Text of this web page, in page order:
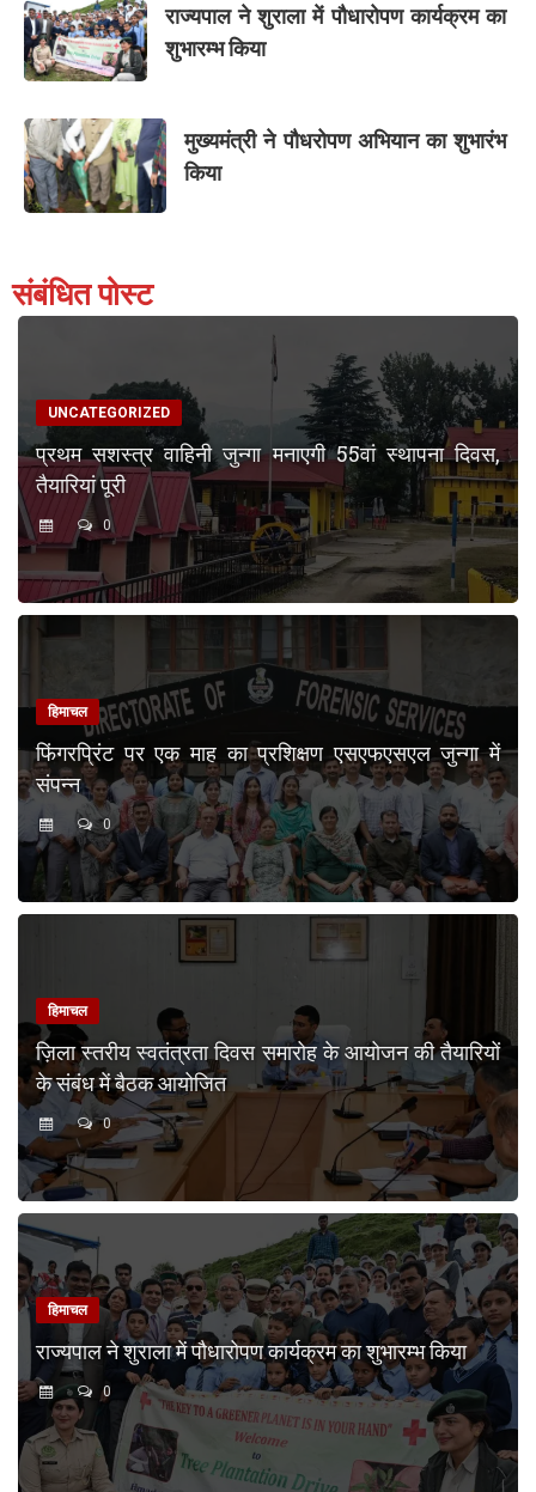
राज्यपाल ने शुराला में पौधारोपण कार्यक्रम का
शुभारम्भ किया
मुख्यमंत्री ने पौधरोपण अभियान का शुभारंभ
किया
संबंधित पोस्ट
UNCATEGORIZED
प्रथम सशस्त्र वाहिनी जुन्गा मनाएगी 55वां स्थापना दिवस,
तैयारियां पूरी
0
हिमाचल
फिंगरप्रिंट पर एक माह का प्रशिक्षण एसएफएसएल जुन्गा में
संपन्न
0
हिमाचल
ज़िला स्तरीय स्वतंत्रता दिवस समारोह के आयोजन की तैयारियों
के संबंध में बैठक आयोजित
0
हिमाचल
राज्यपाल ने शुराला में पौधारोपण कार्यक्रम का शुभारम्भ किया
0